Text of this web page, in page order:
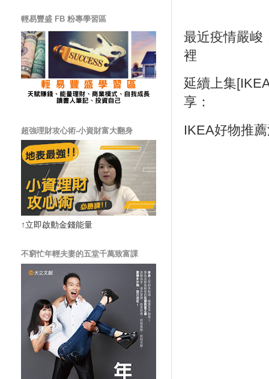
最近疫情嚴峻
裡
延續上集
享：
IKEA好物推
輕易豐盛 FB 粉專學習區
超強理財攻心術-小資財富大翻身
↑立即啟動金錢能量
不窮忙年輕夫妻的五堂千萬致富課